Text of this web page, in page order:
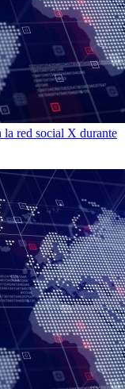
red social X durante